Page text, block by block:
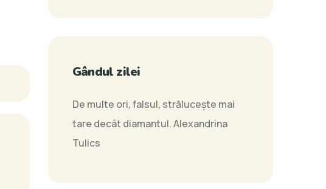
Gândul zilei
De multe ori, falsul, strălucește mai
tare decât diamantul.Alexandrina
Tulics